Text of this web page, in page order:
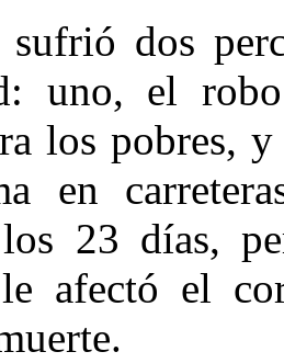
dos
uno, el
los pobres,
en
23 días,
le afectó el